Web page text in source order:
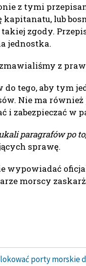
z tymi
kapitanatu, lub
zgody.
jednostka.
z
do tego, aby tym
Nie ma
i zabezpieczać w
paragrafów po
sprawę.
wypowiadać
morscy
porty morskie